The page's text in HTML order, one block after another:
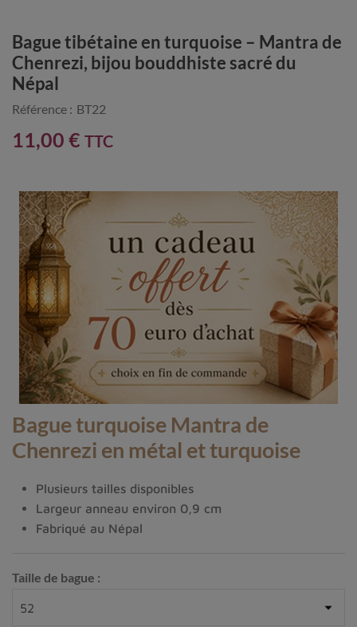
Bague tibétaine en turquoise – Mantra de
Chenrezi, bijou bouddhiste sacré du
Népal
Référence : BT22
11,00 € TTC
Bague turquoise Mantra de
Chenrezi en métal et turquoise
Plusieurs tailles disponibles
Largeur anneau environ 0,9 cm
Fabriqué au Népal
Taille de bague :